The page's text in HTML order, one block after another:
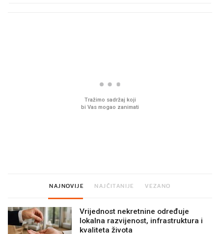
NAJNOVIJE NAJČITANIJE VEZANO
Vrijednost nekretnine određuje
lokalna razvijenost, infrastruktura i
kvaliteta života